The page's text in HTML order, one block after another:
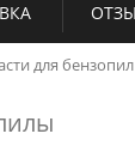
для бензопил